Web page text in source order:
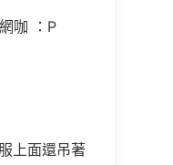
咖 ：P
上面還吊著